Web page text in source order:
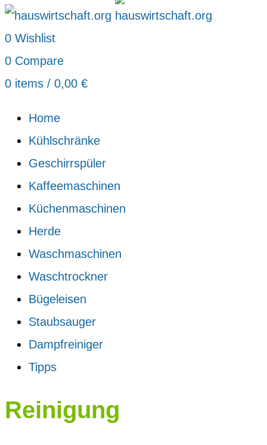
0 Wishlist
0 Compare
0 items / 0,00 €
Home
Kühlschränke
Geschirrspüler
Kaffeemaschinen
Küchenmaschinen
Herde
Waschmaschinen
Waschtrockner
Bügeleisen
Staubsauger
Dampfreiniger
Tipps
Reinigung